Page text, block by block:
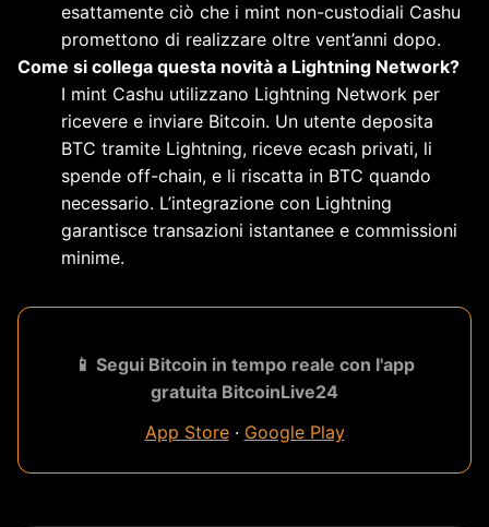
esattamente ciò che i mint non-custodiali Cashu
promettono di realizzare oltre vent’anni dopo.
Come si collega questa novità a Lightning Network?
I mint Cashu utilizzano Lightning Network per
ricevere e inviare Bitcoin. Un utente deposita
BTC tramite Lightning, riceve ecash privati, li
spende off-chain, e li riscatta in BTC quando
necessario. L’integrazione con Lightning
garantisce transazioni istantanee e commissioni
minime.
📱 Segui Bitcoin in tempo reale con l'app
gratuita BitcoinLive24
App Store· Google Play